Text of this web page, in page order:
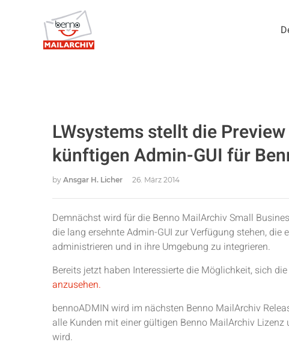
LWsystems stellt die
künftigen Admin-GUI für
by Ansgar H. Licher 26. März 2014
Demnächst wird für die Benno MailArchiv Small
die lang ersehnte Admin-GUI zur Verfügung stehen,
administrieren und in ihre Umgebung zu integrieren.
Bereits jetzt haben Interessierte die Möglichkeit, sich die
anzusehen.
bennoADMIN wird im nächsten Benno MailArchiv
alle Kunden mit einer gültigen Benno MailArchiv
wird.